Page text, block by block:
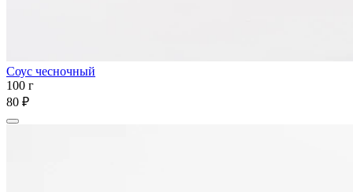
Соус чесночный
100 г
80 ₽